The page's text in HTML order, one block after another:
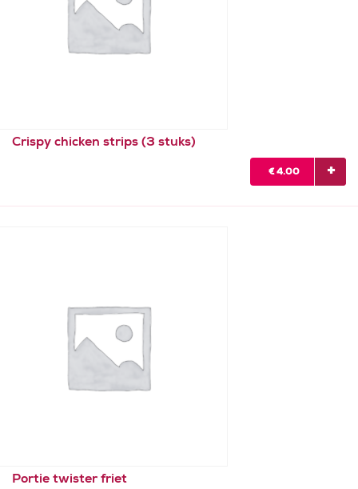
Crispy chicken strips (3 stuks)
€4.00
Portie twister friet